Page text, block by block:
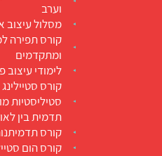
וערב
מסלול עיצוב
קורס תפירה
ומתקדמים
לימודי עיצוב
קורס
סטיליסטיות
תדמית בין
קורס
קורס הום